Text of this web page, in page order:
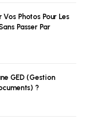
Photos Pour Les
Passer Par
GED (Gestion
?